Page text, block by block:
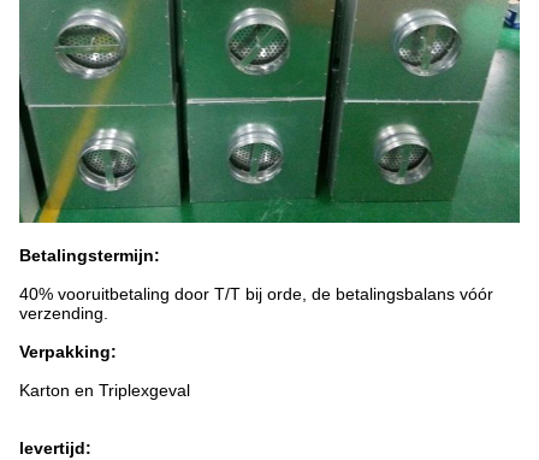
Betalingstermijn:
40% vooruitbetaling door T/T bij orde, de betalingsbalans vóór
verzending.
Verpakking:
Karton en Triplexgeval
levertijd: